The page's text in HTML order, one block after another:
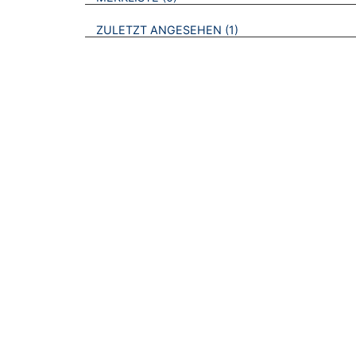
ZULETZT ANGESEHEN 1